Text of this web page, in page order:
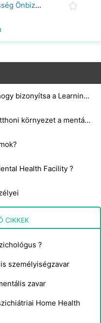
Hogyan fejleszthető a képesség Önbizalom
Hogyan írjunk egy levelet , hogy bizonyítsa a Learning Disability
Hogyan hozzunk létre egy otthoni környezet a mentálisan
Health Facility ?
CIKKEK
?
személyiségzavar
zavar
Home Health